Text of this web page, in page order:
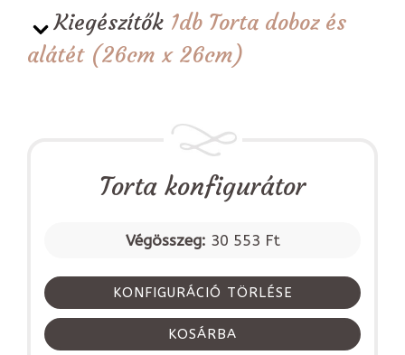
Kiegészítők 1db Torta doboz és
alátét (26cm x 26cm)
Torta konfigurátor
Végösszeg: 30 553 Ft
KONFIGURÁCIÓ TÖRLÉSE
KOSÁRBA